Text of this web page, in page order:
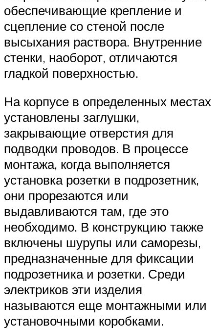
обеспечивающие крепление и
сцепление со стеной после
высыхания раствора. Внутренние
стенки, наоборот, отличаются
гладкой поверхностью.
На корпусе в определенных местах
установлены заглушки,
закрывающие отверстия для
подводки проводов. В процессе
монтажа, когда выполняется
установка розетки в подрозетник,
они прорезаются или
выдавливаются там, где это
необходимо. В конструкцию также
включены шурупы или саморезы,
предназначенные для фиксации
подрозетника и розетки. Среди
электриков эти изделия
называются еще монтажными или
установочными коробками.